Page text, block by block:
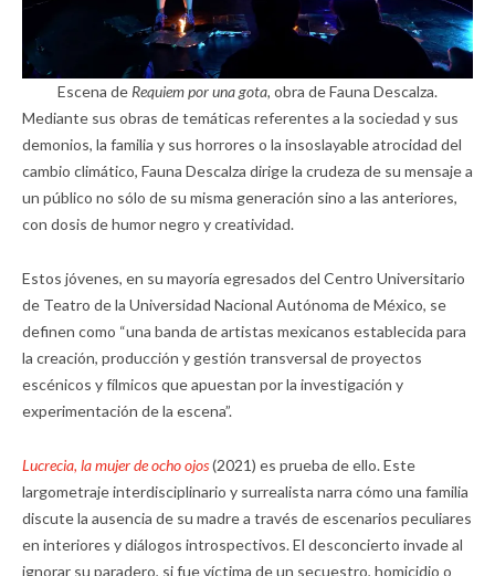
Escena de Requiem por una gota, obra de Fauna Descalza.
Mediante sus obras de temáticas referentes a la sociedad y sus
demonios, la familia y sus horrores o la insoslayable atrocidad del
cambio climático, Fauna Descalza dirige la crudeza de su mensaje a
un público no sólo de su misma generación sino a las anteriores,
con dosis de humor negro y creatividad.
Estos jóvenes, en su mayoría egresados del Centro Universitario
de Teatro de la Universidad Nacional Autónoma de México, se
definen como “una banda de artistas mexicanos establecida para
la creación, producción y gestión transversal de proyectos
escénicos y fílmicos que apuestan por la investigación y
experimentación de la escena”.
Lucrecia, la mujer de ocho ojos(2021) es prueba de ello. Este
largometraje interdisciplinario y surrealista narra cómo una familia
discute la ausencia de su madre a través de escenarios peculiares
en interiores y diálogos introspectivos. El desconcierto invade al
ignorar su paradero, si fue víctima de un secuestro, homicidio o